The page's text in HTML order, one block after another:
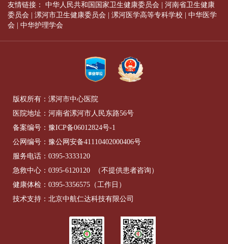
友情链接： 中华人民共和国国家卫生健康委员会
河南省卫生健康
委员会
漯河市卫生健康委员会 漯河医学高等专科学校
中华医学
会
中华护理学会
版权所有：漯河市中心医院
医院地址：河南省漯河市人民东路56号
备案编号： 豫ICP备06012824号-1
公网编号： 豫公网安备41110402000406号
服务电话： 0395-3333120
急救中心： 0395-6120120
（不提供患者咨询）
健康体检： 0395-3356575 （工作日）
技术支持：北京中航仁达科技有限公司